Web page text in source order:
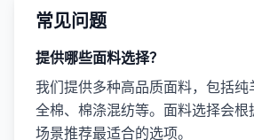
常见问题
提供哪些面料选择？
我们提供多种高品质面料，包括纯
全棉、棉涤混纺等。面料选择会根
场景推荐最适合的选项。